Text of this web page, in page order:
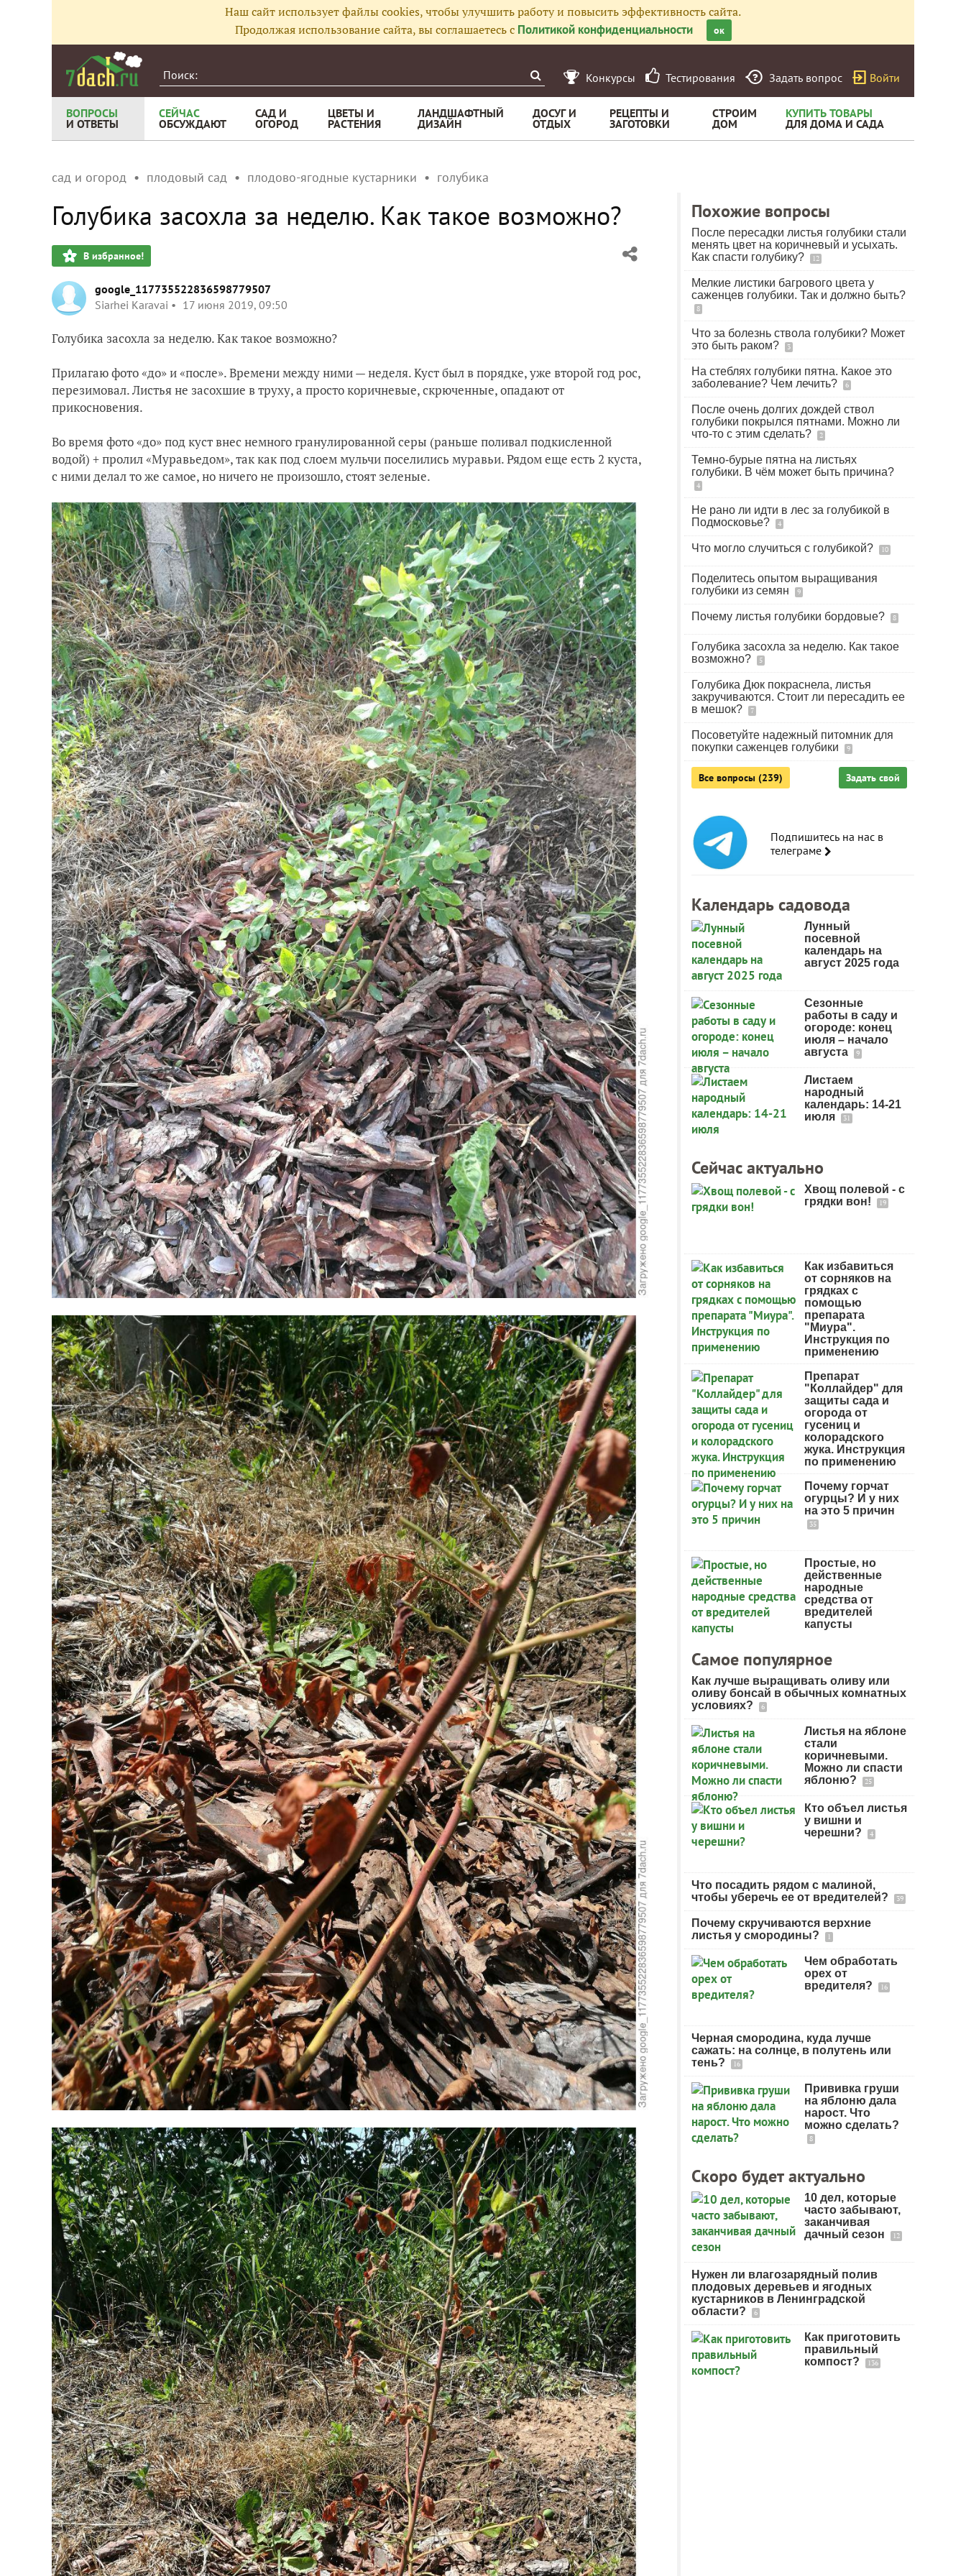
Наш сайт использует файлы cookies, чтобы улучшить работу и повысить эффективность сайта.
Продолжая использование сайта, вы соглашаетесь с Политикой конфиденциальности ок
Конкурсы Тестирования Задать вопрос Войти
ВОПРОСЫ
И ОТВЕТЫ
СЕЙЧАС
ОБСУЖДАЮТ
САД И
ОГОРОД
ЦВЕТЫ И
РАСТЕНИЯ
ЛАНДШАФТНЫЙ
ДИЗАЙН
ДОСУГ И
ОТДЫХ
РЕЦЕПТЫ И
ЗАГОТОВКИ
СТРОИМ
ДОМ
КУПИТЬ ТОВАРЫ
ДЛЯ ДОМА И САДА
сад и огород плодовый сад плодово-ягодные кустарники голубика
Голубика засохла за неделю. Как такое возможно?
В избранное!
google_117735522836598779507
Siarhei Karavai
17 июня 2019, 09:50
Голубика засохла за неделю. Как такое возможно?
Прилагаю фото «до» и «после». Времени между ними — неделя. Куст был в порядке, уже второй год рос,
перезимовал. Листья не засохшие в труху, а просто коричневые, скрюченные, опадают от
прикосновения.
Во время фото «до» под куст внес немного гранулированной серы (раньше поливал подкисленной
водой) + пролил «Муравьедом», так как под слоем мульчи поселились муравьи. Рядом еще есть 2 куста,
с ними делал то же самое, но ничего не произошло, стоят зеленые.
Похожие вопросы
После пересадки листья голубики стали
менять цвет на коричневый и усыхать.
Как спасти голубику?
12
Мелкие листики багрового цвета у
саженцев голубики. Так и должно быть?
8
Что за болезнь ствола голубики? Может
это быть раком?
3
На стеблях голубики пятна. Какое это
заболевание? Чем лечить?
6
После очень долгих дождей ствол
голубики покрылся пятнами. Можно ли
что-то с этим сделать?
2
Темно-бурые пятна на листьях
голубики. В чём может быть причина?
4
Не рано ли идти в лес за голубикой в
Подмосковье?
4
Что могло случиться с голубикой? 10
Поделитесь опытом выращивания
голубики из семян
9
Почему листья голубики бордовые? 8
Голубика засохла за неделю. Как такое
возможно?
5
Голубика Дюк покраснела, листья
закручиваются. Стоит ли пересадить ее
в мешок?
7
Посоветуйте надежный питомник для
покупки саженцев голубики
9
Все вопросы (239) Задать свой
Подпишитесь на нас в
телеграме
Календарь садовода
Лунный
посевной
календарь на
август 2025 года
Сезонные
работы в саду и
огороде: конец
июля – начало
августа
9
Листаем
народный
календарь: 14-21
июля
31
Сейчас актуально
Хвощ полевой - с
грядки вон!
19
Как избавиться
от сорняков на
грядках с
помощью
препарата
"Миура".
Инструкция по
применению
Препарат
"Коллайдер" для
защиты сада и
огорода от
гусениц и
колорадского
жука. Инструкция
по применению
Почему горчат
огурцы? И у них
на это 5 причин
35
Простые, но
действенные
народные
средства от
вредителей
капусты
Самое популярное
Как лучше выращивать оливу или
оливу бонсай в обычных комнатных
условиях?
6
Листья на яблоне
стали
коричневыми.
Можно ли спасти
яблоню?
25
Кто объел листья
у вишни и
черешни?
4
Что посадить рядом с малиной,
чтобы уберечь ее от вредителей?
39
Почему скручиваются верхние
листья у смородины?
1
Чем обработать
орех от
вредителя?
16
Черная смородина, куда лучше
сажать: на солнце, в полутень или
тень?
16
Прививка груши
на яблоню дала
нарост. Что
можно сделать?
8
Скоро будет актуально
10 дел, которые
часто забывают,
заканчивая
дачный сезон
12
Нужен ли влагозарядный полив
плодовых деревьев и ягодных
кустарников в Ленинградской
области?
6
Как приготовить
правильный
компост?
136